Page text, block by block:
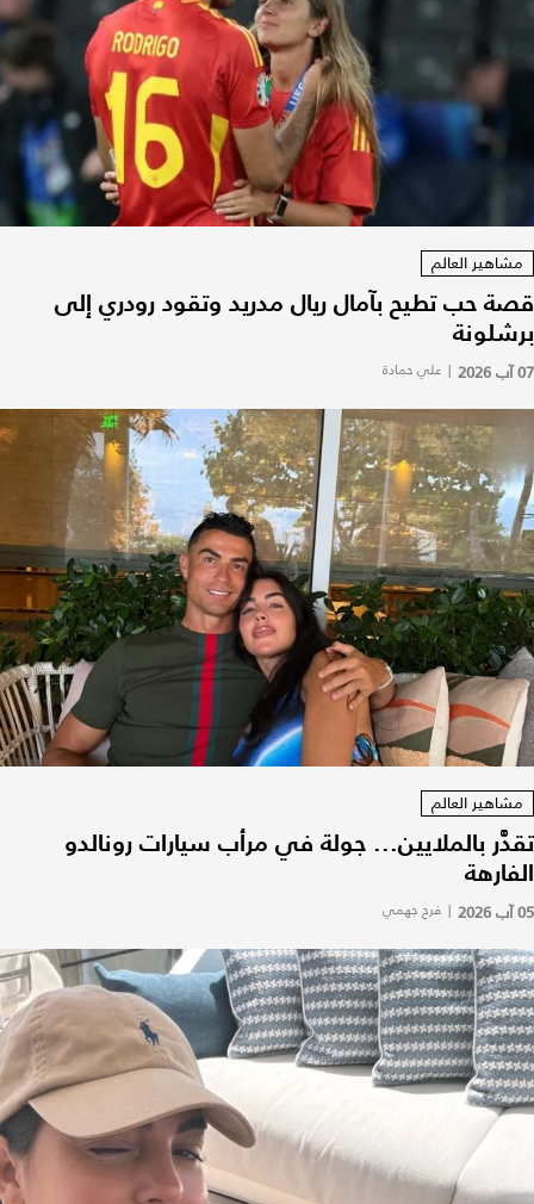
مشاهير العالم
قصة حب تطيح بآمال ريال مدريد وتقود رودري إلى
برشلونة
07 آب 2026 | علي حمادة
مشاهير العالم
تقدَّر بالملايين... جولة في مرأب سيارات رونالدو
الفارهة
05 آب 2026 | فرح جهمي